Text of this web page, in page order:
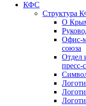
КФС
Структура
О
Офис-
союза
Отдел
пресс-